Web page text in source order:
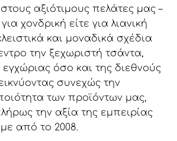
αξιότιμους πελάτες μας –
χονδρική είτε για λιανική
και μοναδικά σχέδια
την ξεχωριστή τσάντα,
εγχώριας όσο και της διεθνούς
συνεχώς την
των προϊόντων μας,
την αξία της εμπειρίας
από το 2008.